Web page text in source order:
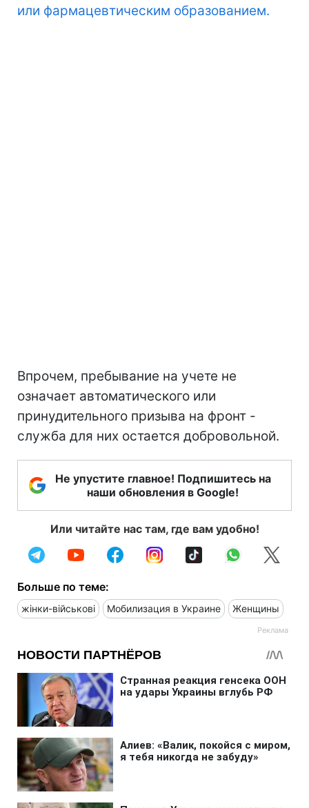
или фармацевтическим образованием.
Впрочем, пребывание на учете не
означает автоматического или
принудительного призыва на фронт -
служба для них остается добровольной.
Не упустите главное! Подпишитесь на
наши обновления в Google!
Или читайте нас там, где вам удобно!
Больше по теме:
жінки-військові Мобилизация в Украине Женщины